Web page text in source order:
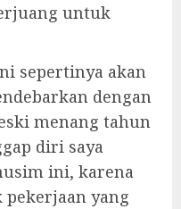
untuk
sepertinya akan
dengan
menang tahun
diri saya
ini, karena
pekerjaan yang